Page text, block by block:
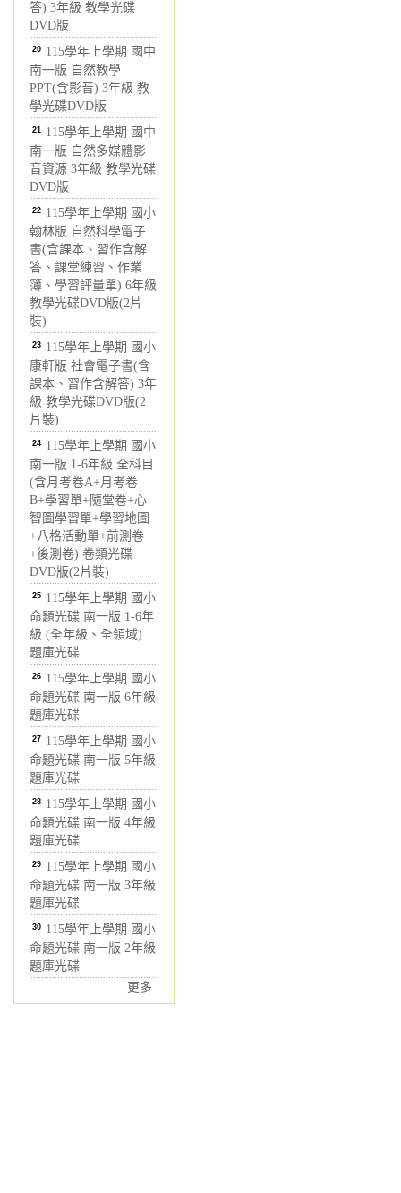
答) 3年級 教學光碟
DVD版
20 115學年上學期 國中
南一版 自然教學
PPT(含影音) 3年級 教
學光碟DVD版
21 115學年上學期 國中
南一版 自然多媒體影
音資源 3年級 教學光碟
DVD版
22 115學年上學期 國小
翰林版 自然科學電子
書(含課本、習作含解
答、課堂練習、作業
簿、學習評量單) 6年級
教學光碟DVD版(2片
裝)
23 115學年上學期 國小
康軒版 社會電子書(含
課本、習作含解答) 3年
級 教學光碟DVD版(2
片裝)
24 115學年上學期 國小
南一版 1-6年級 全科目
(含月考卷A+月考卷
B+學習單+隨堂卷+心
智圖學習單+學習地圖
+八格活動單+前測卷
+後測卷) 卷類光碟
DVD版(2片裝)
25 115學年上學期 國小
命題光碟 南一版 1-6年
級 (全年級、全領域)
題庫光碟
26 115學年上學期 國小
命題光碟 南一版 6年級
題庫光碟
27 115學年上學期 國小
命題光碟 南一版 5年級
題庫光碟
28 115學年上學期 國小
命題光碟 南一版 4年級
題庫光碟
29 115學年上學期 國小
命題光碟 南一版 3年級
題庫光碟
30 115學年上學期 國小
命題光碟 南一版 2年級
題庫光碟
更多...